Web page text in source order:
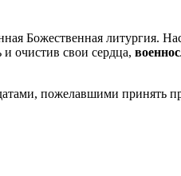
Божественная литургия.
очистив свои сердца,
пожелавшими принять